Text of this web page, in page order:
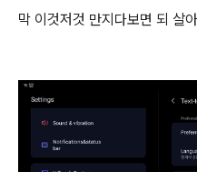
막 이것저것 만지다보면 되 살